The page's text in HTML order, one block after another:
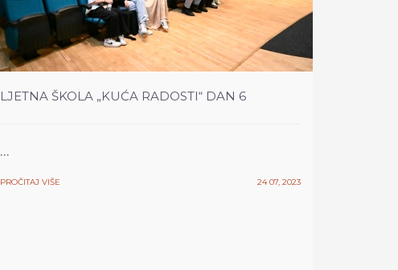
LJETNA ŠKOLA „KUĆA RADOSTI“ DAN 6
...
PROČITAJ VIŠE 24 07, 2023